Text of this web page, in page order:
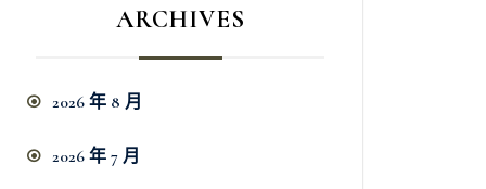
ARCHIVES
2026 年 8 月
2026 年 7 月